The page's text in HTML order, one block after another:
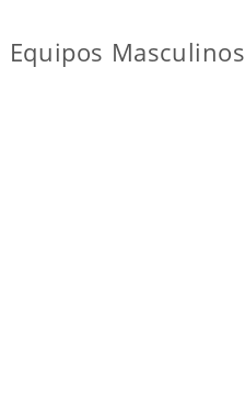
Equipos Masculinos